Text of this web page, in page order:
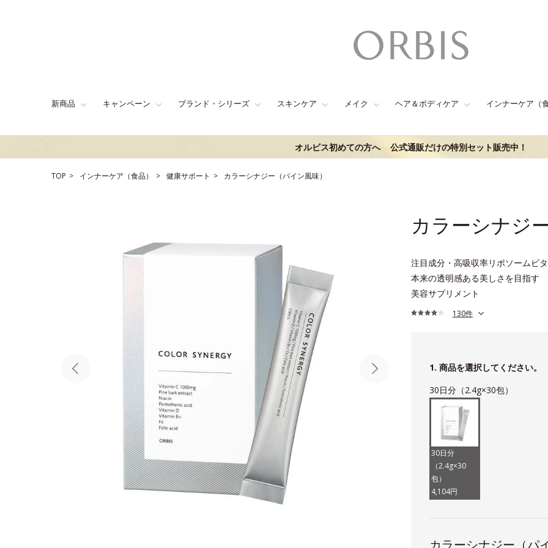
新商品 キャンペーン ブランド・シリーズ スキンケア メイク ヘア＆ボディケア インナーケア（
オルビス初めての方へ 公式通販だけの特別セット販売中！
TOP インナーケア（食品） 健康サポート カラーシナジー（パイン風味）
カラーシナジ
注目成分・高吸収率リポソームビタ
本来の透明感ある美しさを目指す
美容サプリメント
130件
1. 商品を選択してください。
30日分（2.4g×30包）
30日分
（2.4g×30
包）
4,104円